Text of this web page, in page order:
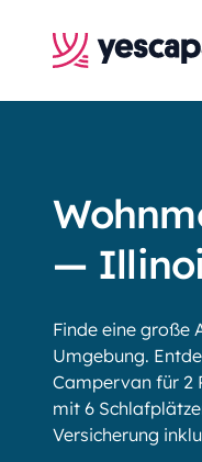
—
Finde eine große
Umgebung.
Campervan für 2
mit 6
Versicherung